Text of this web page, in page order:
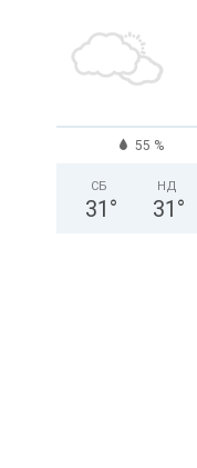
55 %
СБ
31 °
НД
31 °